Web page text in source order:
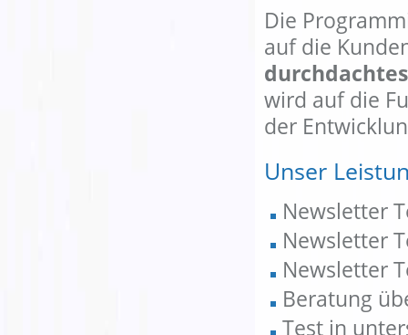
Die
auf die
wird auf die
der
Unser
Newsletter
Newsletter
Newsletter
Beratung
Test in